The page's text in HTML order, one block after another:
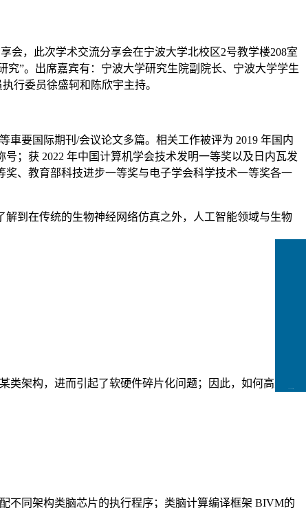
会，此次学术交流分享会在宁波大学北校区2号教学楼208室
究”。出席嘉宾有：宁波大学研究生院副院长、宁波大学学生
行委员徐盛轲和陈欣宇主持。
車要国际期刊/会议论文多篇。相关工作被评为 2019 年国内
号；获 2022 年中国计算机学会技术发明一等奖以及日内瓦发
、教育部科技进步一等奖与电子学会科学技术一等奖各一
解到 在传统的生物神经网络仿真之外，人工智能领域与生物
类架构，进而引 起了软硬件碎片化问题；因此，如何高效地
不同架构类脑芯片的执行程序； 类脑计算编译框架 BIVM的